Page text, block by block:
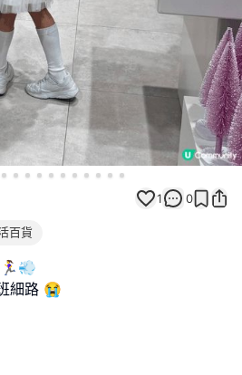
1 0
百貨
細路 😭